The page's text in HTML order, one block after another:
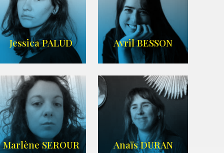
Imdb,Wikipedia
Jessica PALUD
Imdb,Wikipedia
Avril BESSON
Agence UBBA
Marlène SEROUR Anaïs DURAN